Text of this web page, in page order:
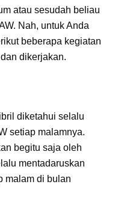
atau sesudah beliau
Nah, untuk Anda
beberapa kegiatan
dikerjakan.
diketahui selalu
setiap malamnya.
begitu saja oleh
mentadaruskan
malam di bulan